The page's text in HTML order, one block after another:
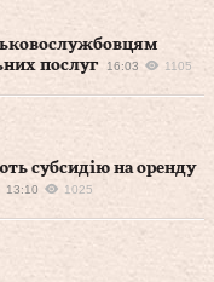
послуг
16:03 1105
субсидію на оренду
13:10 1025